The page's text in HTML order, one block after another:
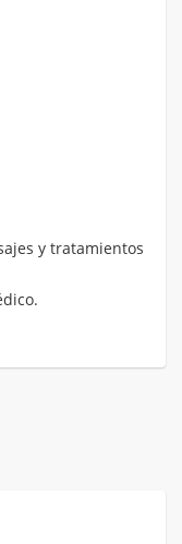
y tratamientos